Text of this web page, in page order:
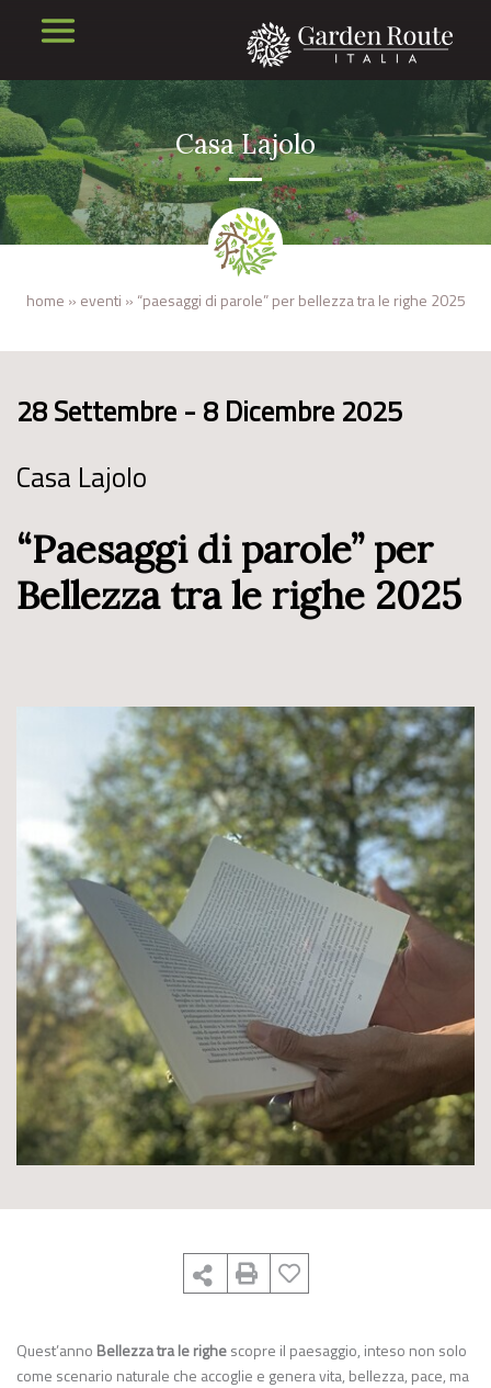
Casa Lajolo
home » eventi » “paesaggi di parole” per bellezza tra le righe 2025
28 Settembre - 8 Dicembre 2025
Casa Lajolo
“Paesaggi di parole” per
Bellezza tra le righe 2025
Quest’anno Bellezza tra le righescopre il paesaggio, inteso non solo
come scenario naturale che accoglie e genera vita, bellezza, pace, ma